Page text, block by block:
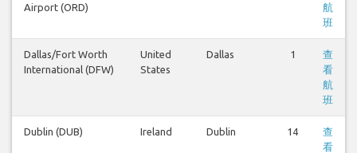
Airport (ORD)
航
班
Dallas/Fort Worth
International (DFW)
United
States
Dallas 1
查
看
航
班
Dublin (DUB) Ireland Dublin 14
查
看